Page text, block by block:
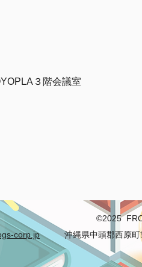
３階会議室
©2025
corp.jp
沖縄県中頭郡西原